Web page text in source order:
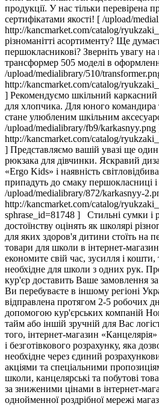
продукції. У нас тільки перевірена
сертифікатами якості! [ /upload/
http://kancmarket.com/catalog/
різноманітті асортименту? Ще
першокласникові? Зверніть увагу
трансформер 505 моделі в
/upload/medialibrary/510/
http://kancmarket.com/catalog/
] Рекомендуємо шкільний
для хлопчика. Для юного командира
стане улюбленим шкільним
/upload/medialibrary/fb9/karkasnyy.png
http://kancmarket.com/catalog/
] Представляємо вашій увазі ще один
рюкзака для дівчинки. Яскравий
«Ergo Kids» і наявність
припадуть до смаку першокласниці
/upload/medialibrary/872/karkasnyy-
http://kancmarket.com/catalog/
sphrase_id=81748 ] Стильні сумки і
достоїнству оцінять як школярі
для яких здоров'я дитини стоїть на
товари для школи в інтернет-
економите свій час, зусилля і кошти,
необхідне для школи з одних рук.
кур'єр доставить Ваше замовлення
Ви перебуваєте в іншому регіоні
відправлена ​​протягом 2-5 робочих
допомогою кур'єрських компаній
тайм або іншій зручній для Вас
того, інтернет-магазин
і безготівкового розрахунку, яка
необхідне через єдиний
акціями та спеціальними
школи, канцелярські та побутові
за зниженими цінами в інтернет-
однойменної роздрібної мережі